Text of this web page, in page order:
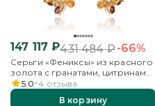
147 117 ₽431 484₽-66%
Серьги «Фениксы» из красного
золота с гранатами, цитринами
и эмалью
5.0 4 отзыва
В корзину